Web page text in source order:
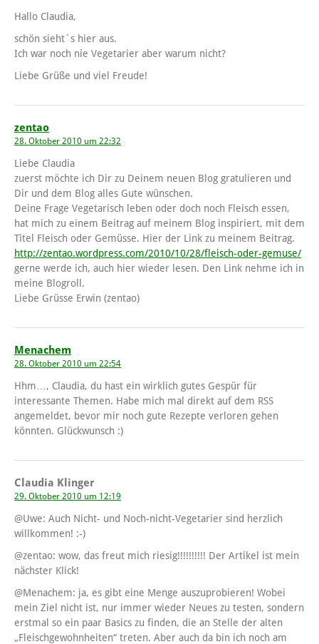
Hallo Claudia,
schön sieht´s hier aus.
Ich war noch nie Vegetarier aber warum nicht?
Liebe Grüße und viel Freude!
zentao
28. Oktober 2010 um 22:32
Liebe Claudia
zuerst möchte ich Dir zu Deinem neuen Blog gratulieren und
Dir und dem Blog alles Gute wünschen.
Deine Frage Vegetarisch leben oder doch noch Fleisch essen,
hat mich zu einem Beitrag auf meinem Blog inspiriert, mit dem
Titel Fleisch oder Gemüsse. Hier der Link zu meinem Beitrag.
http://zentao.wordpress.com/2010/10/28/fleisch-oder-gemuse/
gerne werde ich, auch hier wieder lesen. Den Link nehme ich in
meine Blogroll.
Liebe Grüsse Erwin (zentao)
Menachem
28. Oktober 2010 um 22:54
Hhm…, Claudia, du hast ein wirklich gutes Gespür für
interessante Themen. Habe mich mal direkt auf dem RSS
angemeldet, bevor mir noch gute Rezepte verloren gehen
könnten. Glückwunsch :)
Claudia Klinger
29. Oktober 2010 um 12:19
@Uwe: Auch Nicht- und Noch-nicht-Vegetarier sind herzlich
willkommen! :-)
@zentao: wow, das freut mich riesig!!!!!!!!!! Der Artikel ist mein
nächster Klick!
@Menachem: ja, es gibt eine Menge auszuprobieren! Wobei
mein Ziel nicht ist, nur immer wieder Neues zu testen, sondern
erstmal so ein paar Basics zu finden, die an Stelle der alten
„Fleischgewohnheiten“ treten. Aber auch da bin ich noch am